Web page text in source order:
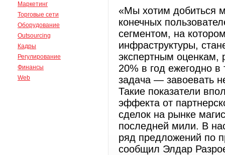
Маркетинг
Торговые сети
Оборудование
Outsourcing
Кадры
Регулирование
Финансы
Web
«Мы хотим добиться
конечных
сегментом, на
инфраструктуры,
экспертным
20% в год ежегодно
задача — завоевать
Такие показатели
эффекта от
сделок на рынке
последней мили. В
ряд предложений по
сообщил Элдар